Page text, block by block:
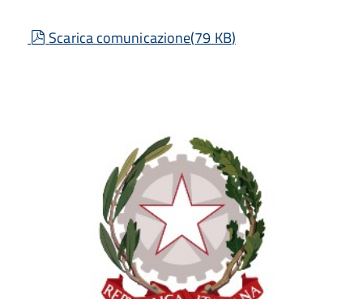
pdf
Scarica comunicazione(79 KB)